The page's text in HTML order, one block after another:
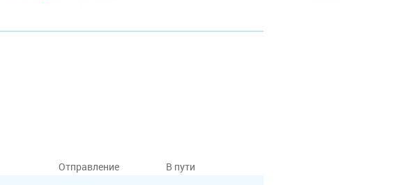
Отправление В пути